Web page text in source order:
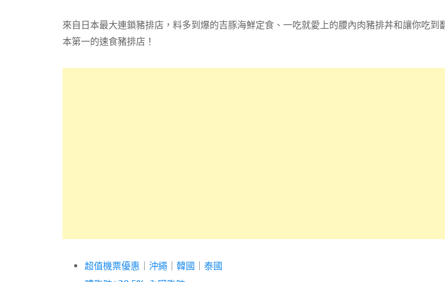
來自日本最大連鎖豬排店，料多到爆的吉豚海鮮定食、一吃就愛上的腰內肉豬排丼和讓你吃
本第一的速食豬排店！
超值機票優惠 沖繩 韓國
泰國